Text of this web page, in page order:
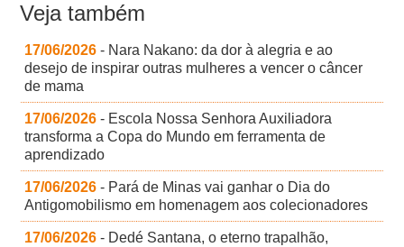
Veja também
17/06/2026 - Nara Nakano: da dor à alegria e ao
desejo de inspirar outras mulheres a vencer o câncer
de mama
17/06/2026 - Escola Nossa Senhora Auxiliadora
transforma a Copa do Mundo em ferramenta de
aprendizado
17/06/2026 - Pará de Minas vai ganhar o Dia do
Antigomobilismo em homenagem aos colecionadores
17/06/2026 - Dedé Santana, o eterno trapalhão,